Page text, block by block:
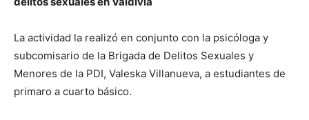
La actividad la realizó en conjunto con la psicóloga y
subcomisario de la Brigada de Delitos Sexuales y
Menores de la PDI, Valeska Villanueva, a estudiantes de
primaro a cuarto básico.